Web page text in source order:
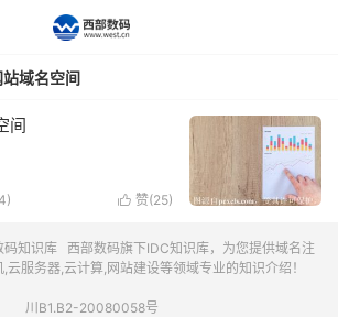
域名空间
间
 赞(25)
码知识库 西部数码旗下IDC知识库，为您提供域名注
云服务器,云计算,网站建设等领域专业的知识介绍！
川B1.B2-20080058号